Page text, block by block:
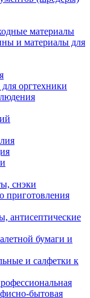
материалы
и материалы для
оргтехники
снэки
приготовления
антисептические
бумаги и
и салфетки к
бытовая